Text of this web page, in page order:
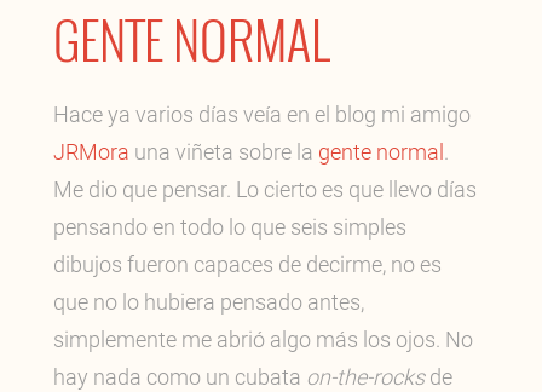
GENTE NORMAL
Hace ya varios días veía en el blog mi amigo
JRMora una viñeta sobre la gente normal
Me dio que pensar. Lo cierto es que llevo días
pensando en todo lo que seis simples
dibujos fueron capaces de decirme, no es
que no lo hubiera pensado antes,
simplemente me abrió algo más los ojos. No
hay nada como un cubata on-the-rocksde